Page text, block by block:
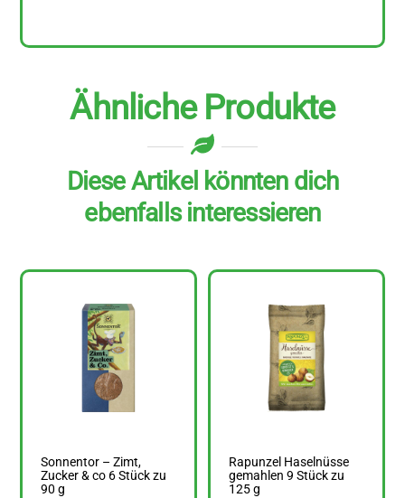
Ähnliche Produkte
Diese Artikel könnten dich
ebenfalls interessieren
Sonnentor – Zimt,
Zucker & co 6 Stück zu
90 g
Rapunzel Haselnüsse
gemahlen 9 Stück zu
125 g